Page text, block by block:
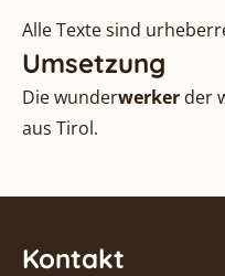
Alle Texte sind
Umsetzung
Die wunderwerker der
aus Tirol.
Kontakt